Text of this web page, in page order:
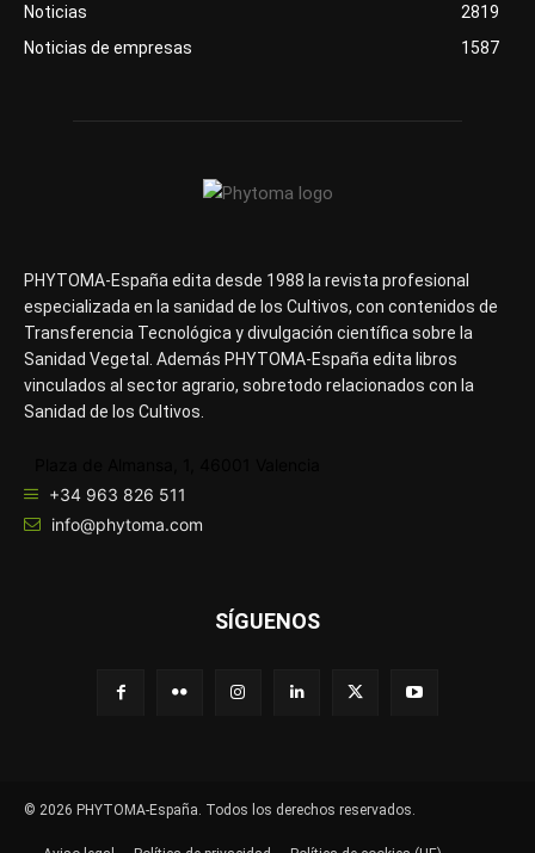
Noticias
2819
Noticias de empresas
1587
PHYTOMA-España edita desde 1988 la revista profesional
especializada en la sanidad de los Cultivos, con contenidos de
Transferencia Tecnológica y divulgación científica sobre la
Sanidad Vegetal. Además PHYTOMA-España edita libros
vinculados al sector agrario, sobretodo relacionados con la
Sanidad de los Cultivos.
+34 963 826 511
info@phytoma.com
SÍGUENOS
© 2026 PHYTOMA-España. Todos los derechos reservados.